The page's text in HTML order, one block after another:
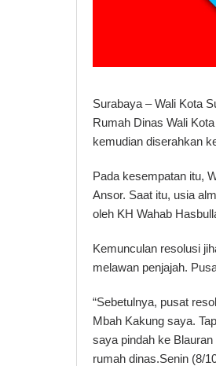
Surabaya – Wali Kota
Rumah Dinas Wali
kemudian diserahkan
Pada kesempatan itu,
Ansor. Saat itu, usia
oleh KH Wahab
Kemunculan resolusi
melawan penjajah.
“Sebetulnya, pusat
Mbah Kakung saya.
saya pindah ke
rumah dinas.Senin (8/